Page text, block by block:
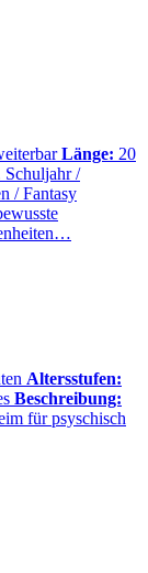
Länge: 20
Schuljahr /
/ Fantasy
Altersstufen:
Beschreibung:
für psyschisch